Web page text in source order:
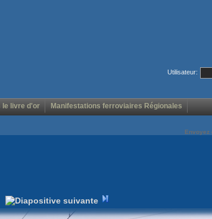
Utilisateur:
le livre d'or Manifestations ferroviaires Régionales